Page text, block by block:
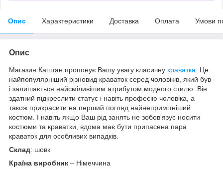
Опис Характеристики Доставка Оплата Умови
Опис
Магазин Каштан пропонує Вашу увагу класичну краватка . Це
найпопулярніший різновид краваток серед чоловіків, який був
і залишається найсміливішим атрибутом модного стилю. Він
здатний підкреслити статус і навіть професію чоловіка, а
також прикрасити на перший погляд найнепримітніший
костюм. І навіть якщо Ваш рід занять не зобов'язує носити
костюми та краватки, вдома має бути припасена пара
краваток для особливих випадків.
Склад: шовк
Країна виробник – Німеччина